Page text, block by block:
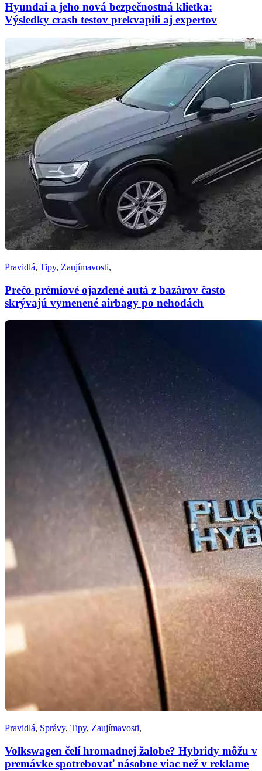
Hyundai a jeho nová bezpečnostná klietka:
Výsledky crash testov prekvapili aj expertov
Pravidlá, Tipy, Zaujímavosti,
Prečo prémiové ojazdené autá z bazárov často
skrývajú vymenené airbagy po nehodách
Pravidlá, Správy, Tipy, Zaujímavosti,
Volkswagen čelí hromadnej žalobe? Hybridy môžu v
premávke spotrebovať násobne viac než v reklame